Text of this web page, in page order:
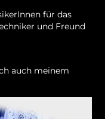
für das
und Freund
auch meinem